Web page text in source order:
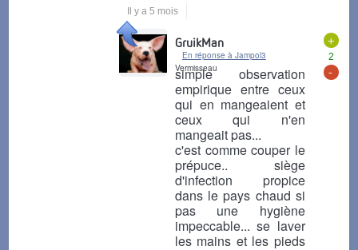
Il y a 5 mois
+
2
-
GruikMan
En réponse à Jampol3
Vermisseau
simple observation
empirique entre ceux
qui en mangeaient et
ceux qui n'en
mangeait pas...
c'est comme couper le
prépuce.. siège
d'infection propice
dans le pays chaud si
pas une hygiène
impeccable... se laver
les mains et les pieds